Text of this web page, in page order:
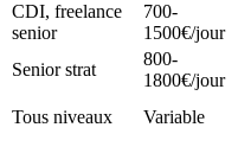
CDI, freelance
senior
700-
1500€/jour
Senior strat
800-
1800€/jour
Tous niveaux
Variable